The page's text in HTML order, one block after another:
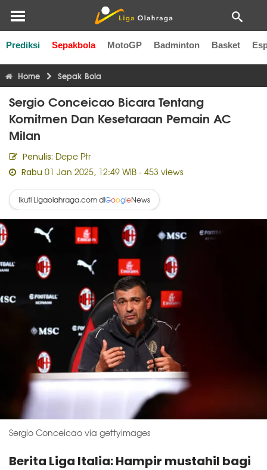
Prediksi Sepakbola MotoGP Badminton Basket
Liga Inggris Liga Italia Liga Spanyol Liga Perancis
Home Sepak Bola
Sergio Conceicao Bicara Tentang
Komitmen Dan Kesetaraan Pemain AC
Milan
Penulis: Depe Ptr
Rabu 01 Jan 2025, 12:49 WIB - 453 views
Ikuti Ligaolahraga.com diGoogleNews
Sergio Conceicao via gettyimages
Berita Liga Italia: Hampir mustahil bagi